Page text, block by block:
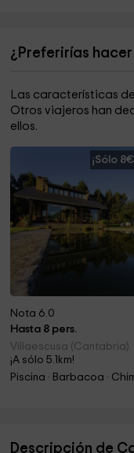
¿Preferirías
Las características
Otros viajeros han
ellos.
¡Sólo
Nota 6.0
Hasta 8 pers.
Villaescusa (Cantabria)
¡A sólo 5.1km!
Piscina · Barbacoa ·
Descripción de